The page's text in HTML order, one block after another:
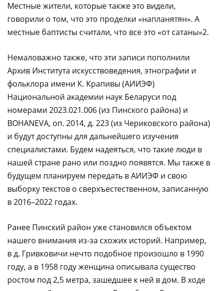
Местные жители, которые также это видели,
говорили о том, что это проделки «напланятян». А
местные баптисты считали, что все это «от сатаны»2.
Немаловажно также, что эти записи пополнили
Архив Института искусствоведения, этнографии и
фольклора имени К. Крапивы (АИИЭФ)
Национальной академии наук Беларуси под
номерами 2023.021.006 (из Пинского района) и
BOHANEVA, оп. 2014, д. 223 (из Чериковского района)
и будут доступны для дальнейшего изучения
специалистами. Будем надеяться, что такие люди в
нашей стране рано или поздно появятся. Мы также в
будущем планируем передать в АИИЭФ и свою
выборку текстов о сверхъестественном, записанную
в 2016–2022 годах.
Ранее Пинский район уже становился объектом
нашего внимания из-за схожих историй. Например,
в д. Гривковичи нечто подобное произошло в 1990
году, а в 1958 году женщина описывала существо
ростом под 2,5 метра, зашедшее к ней в дом. В ходе